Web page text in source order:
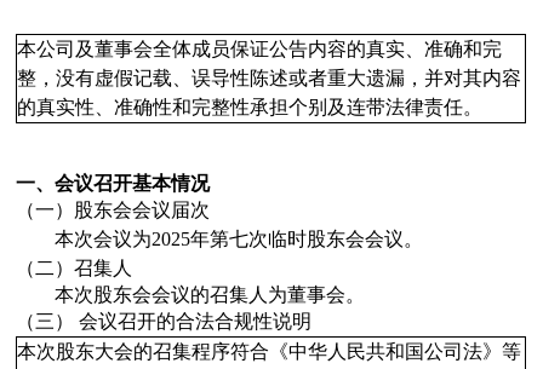
本公司及董事会全体成员保证公告内容的真实、准确和完
整，没有虚假记载、误导性陈述或者重大遗漏，并对其内容
的真实性、准确性和完整性承担个别及连带法律责任。
一、会议召开基本情况
（一）股东会会议届次
本次会议为2025年第七次临时股东会会议。
（二）召集人
本次股东会会议的召集人为董事会。
（三）
会议召开的合法合规性说明
本次股东大会的召集程序符合《中华人民共和国公司法》等